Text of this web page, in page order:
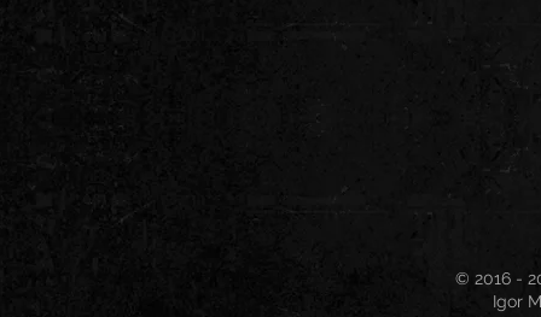
© 2016 -
Igor